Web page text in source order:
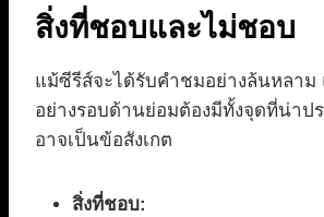
สิ่งที่ชอบและไม่ชอบ
แม้ซีรีส์จะได้รับคำชมอย่างล้นหลาม
อย่างรอบด้านย่อมต้องมีทั้งจุดที่น่าป
อาจเป็นข้อสังเกต
สิ่งที่ชอบ: